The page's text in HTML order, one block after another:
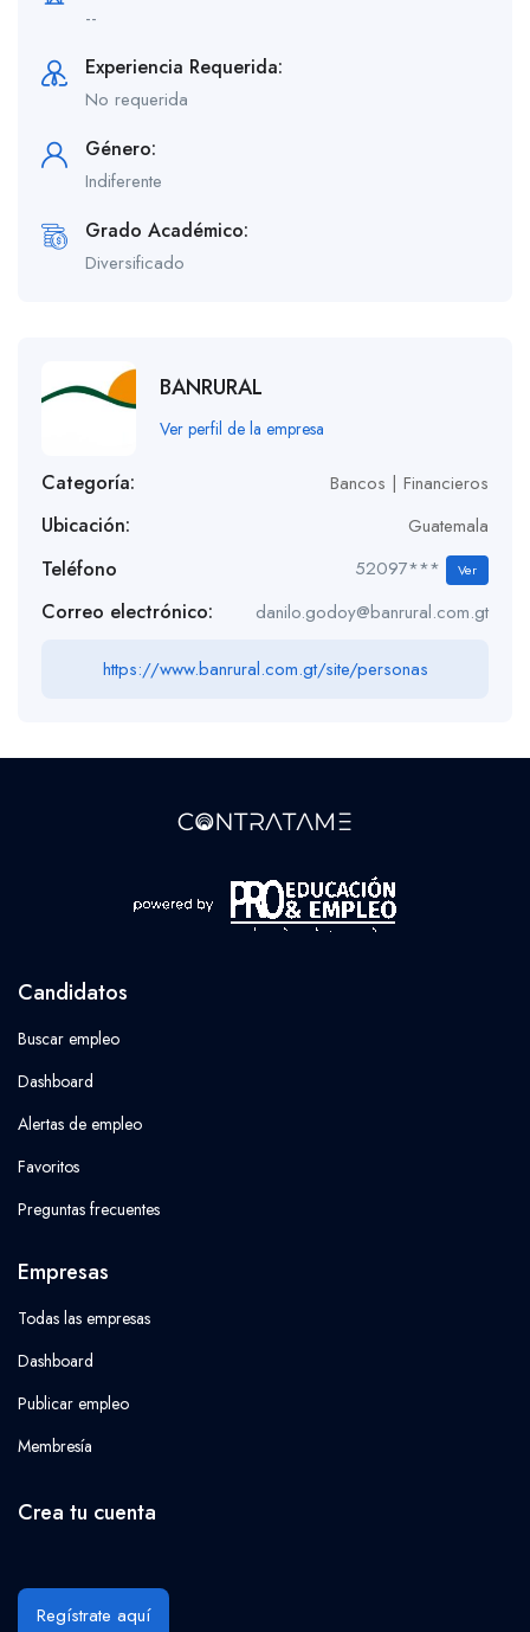
--
Experiencia Requerida:
No requerida
Género:
Indiferente
Grado Académico:
Diversificado
BANRURAL
Ver perfil de la empresa
Categoría: Bancos | Financieros
Ubicación: Guatemala
Teléfono 52097*** Ver
Correo electrónico: danilo.godoy@banrural.com.gt
https://www.banrural.com.gt/site/personas
Candidatos
Buscar empleo
Dashboard
Alertas de empleo
Favoritos
Preguntas frecuentes
Empresas
Todas las empresas
Dashboard
Publicar empleo
Membresía
Crea tu cuenta
Regístrate aquí